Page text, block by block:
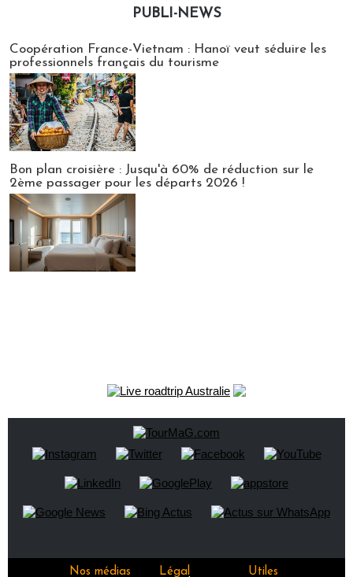
PUBLI-NEWS
Coopération France-Vietnam : Hanoï veut séduire les
professionnels français du tourisme
Bon plan croisière : Jusqu'à 60% de réduction sur le
2ème passager pour les départs 2026 !
Nos médias Légal Utiles